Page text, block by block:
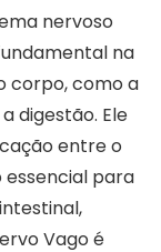
nervoso
na
corpo, como a
digestão. Ele
entre o
para
Vago é